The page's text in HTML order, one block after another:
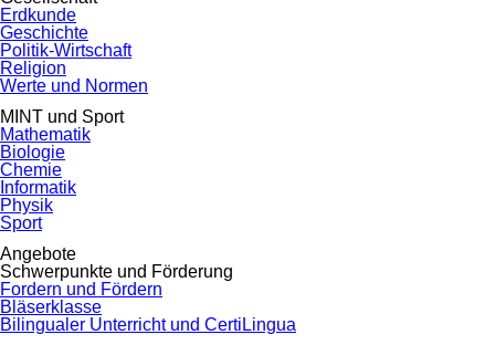
Erdkunde
Geschichte
Politik-Wirtschaft
Religion
Werte und Normen
MINT und Sport
Mathematik
Biologie
Chemie
Informatik
Physik
Sport
Angebote
Schwerpunkte und Förderung
Fordern und Fördern
Bläserklasse
Bilingualer Unterricht und CertiLingua